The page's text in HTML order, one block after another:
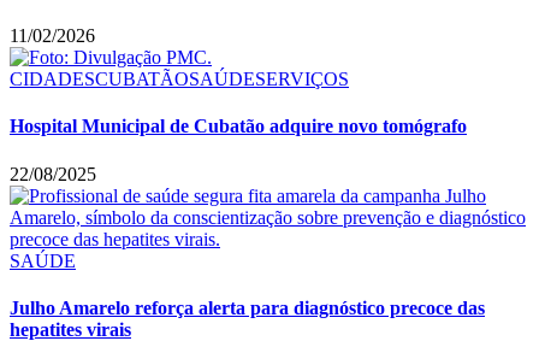
11/02/2026
CIDADESCUBATÃOSAÚDESERVIÇOS
Hospital Municipal de Cubatão adquire novo tomógrafo
22/08/2025
SAÚDE
Julho Amarelo reforça alerta para diagnóstico precoce das
hepatites virais